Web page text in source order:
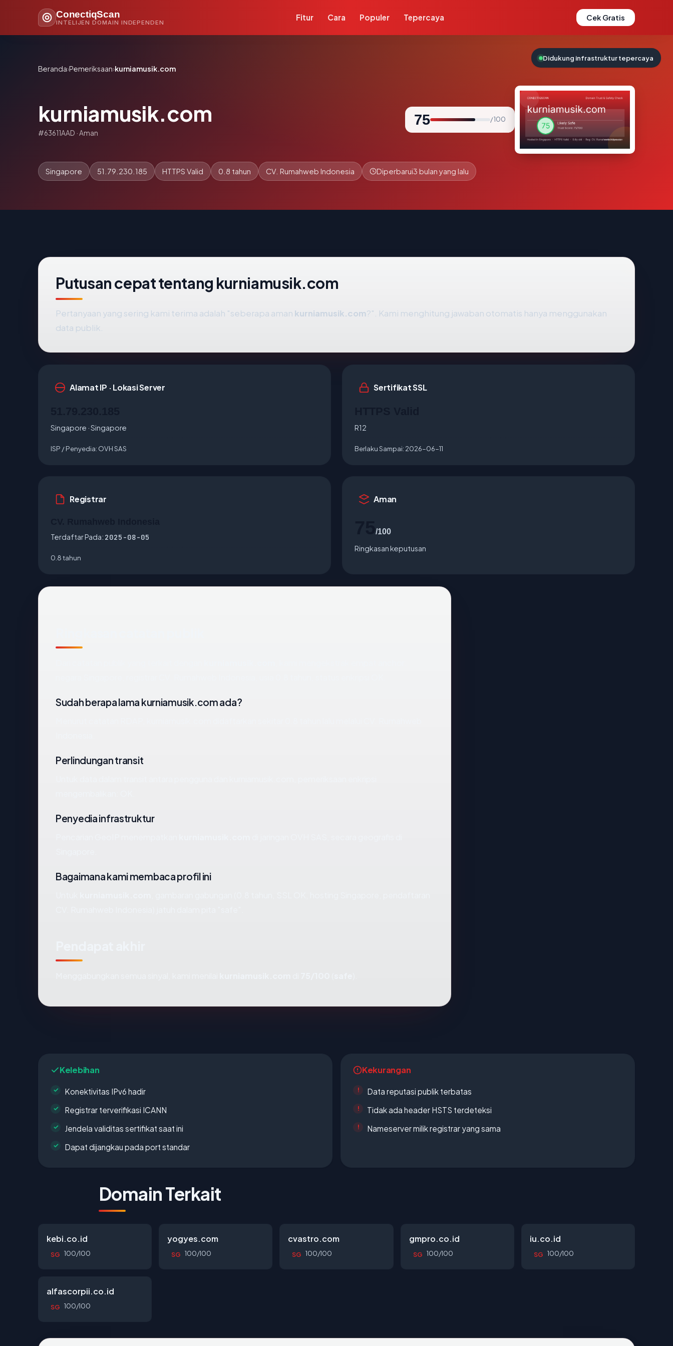
ConectiqScan
INTELIJEN DOMAIN INDEPENDEN
Fitur Cara Populer Tepercaya Cek Gratis
Beranda›Pemeriksaan›kurniamusik.com
kurniamusik.com
#63611AAD · Aman
75 / 100
Singapore 51.79.230.185 HTTPS Valid 0.8 tahun CV. Rumahweb Indonesia Diperbarui3 bulan yang lalu
Putusan cepat tentang kurniamusik.com
Pertanyaan yang sering kami terima adalah "seberapa aman kurniamusik.com?". Kami menghitung jawaban otomatis hanya menggunakan
data publik.
Alamat IP · Lokasi Server
Singapore · Singapore
ISP / Penyedia: OVH SAS
Sertifikat SSL
R12
Berlaku Sampai: 2026-06-11
Registrar
Terdaftar Pada: 2025-08-05
0.8 tahun
Aman
/100
Ringkasan keputusan
Sudah berapa lama kurniamusik.com ada?
Perlindungan transit
Penyedia infrastruktur
Bagaimana kami membaca profil ini
Kelebihan
Konektivitas IPv6 hadir
Registrar terverifikasi ICANN
Jendela validitas sertifikat saat ini
Dapat dijangkau pada port standar
Kekurangan
Data reputasi publik terbatas
Tidak ada header HSTS terdeteksi
Nameserver milik registrar yang sama
Domain Terkait
kebi.co.id
SG 100/100
yogyes.com
SG 100/100
cvastro.com
SG 100/100
gmpro.co.id
SG 100/100
iu.co.id
SG 100/100
alfascorpii.co.id
SG 100/100
Didukung infrastruktur tepercaya